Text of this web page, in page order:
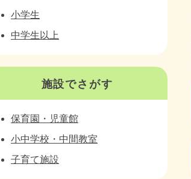
小学生
中学生以上
施設でさがす
保育園・児童館
小中学校・中間教室
子育て施設